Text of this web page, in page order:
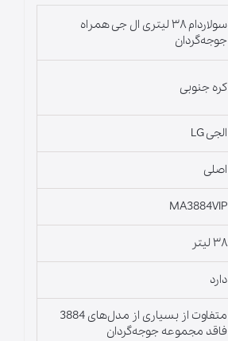
سولاردام ۳۸ لیتری ال جی همراه
جوجه‌گردان
کره جنوبی
الجی LG
اصلی
MA3884VIP
۳۸ لیتر
دارد
متفاوت از بسیاری از مدل‌های 3884
فاقد مجموعه جوجه‌گردان